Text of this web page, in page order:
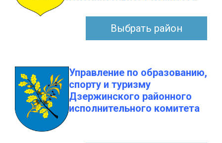
Выбрать район
Управление по образованию,
спорту и туризму
Дзержинского районного
исполнительного комитета